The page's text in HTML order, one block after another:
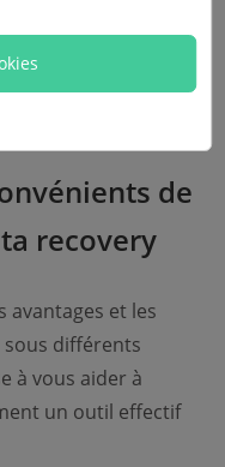
de
recovery
avantages et les
différents
à vous aider à
un outil effectif